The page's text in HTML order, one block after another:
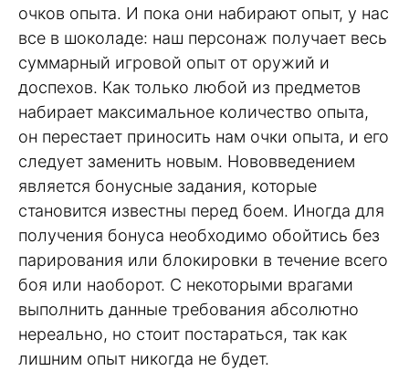
очков опыта. И пока они набирают опыт, у нас
все в шоколаде: наш персонаж получает весь
суммарный игровой опыт от оружий и
доспехов. Как только любой из предметов
набирает максимальное количество опыта,
он перестает приносить нам очки опыта, и его
следует заменить новым. Нововведением
является бонусные задания, которые
становится известны перед боем. Иногда для
получения бонуса необходимо обойтись без
парирования или блокировки в течение всего
боя или наоборот. С некоторыми врагами
выполнить данные требования абсолютно
нереально, но стоит постараться, так как
лишним опыт никогда не будет.